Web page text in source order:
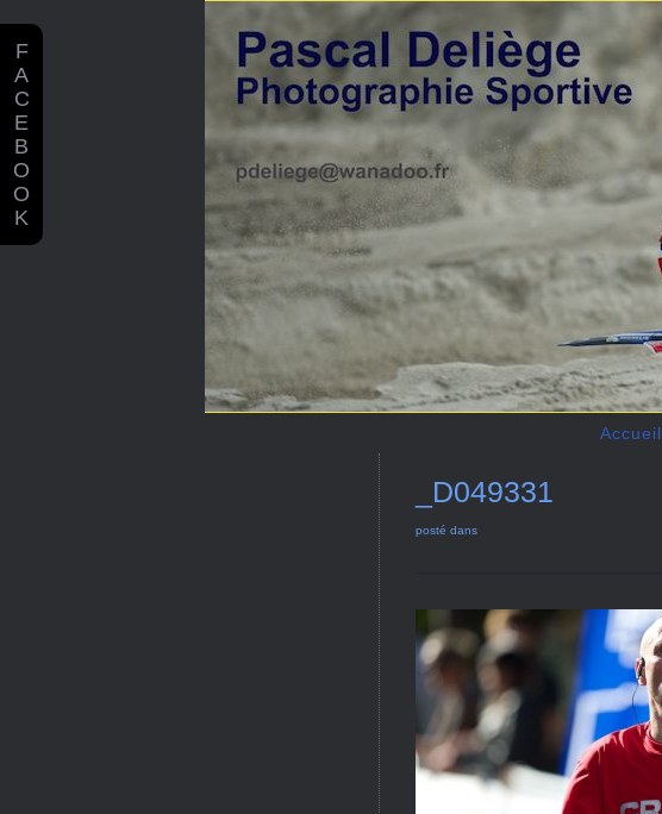
Accueil
_D049331
posté dans
F
A
C
E
B
O
O
K